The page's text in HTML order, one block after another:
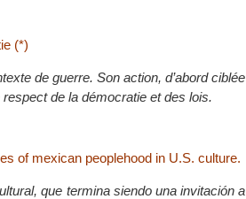
(*)
de guerre. Son action, d’abord ciblée
de la démocratie et des lois.
of mexican peoplehood in U.S. culture.
que termina siendo una invitación a